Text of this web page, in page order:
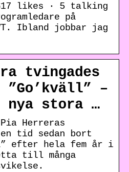
likes · 5 talking
på
Ibland jobbar jag
tvingades
–
stora …
Herreras
tid sedan bort
efter hela fem år i
till många